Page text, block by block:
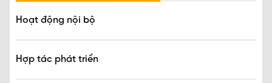
Hoạt động nội bộ
Hợp tác phát triển